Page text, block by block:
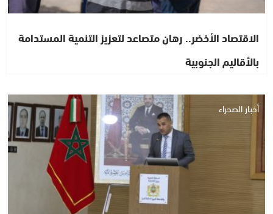
الاقتصاد الأخضر.. رهان متصاعد لتعزيز التنمية المستدامة
بالأقاليم الجنوبية
أخبار الصحراء